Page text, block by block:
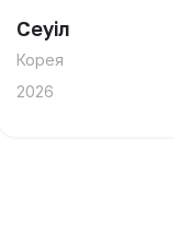
Сеуіл
Корея
2026